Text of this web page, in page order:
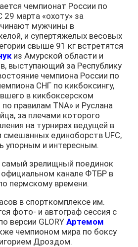
чемпионат России по
29 марта «охоту» за
мужчины в
и супертяжелых весовых
свыше 91 кг встретятся
из Амурской области и
выступающий за Республику
чемпиона России по
СНГ по кикбоксингу,
в кикбоксерском
правилам TNA» и Руслана
за плечами которого
на турнирах ведущей в
смешанных единоборств UFC,
упорным и интересным.
самый зрелищный поединок
официальном канале ФТБР в
пермскому времени.
в спорткомплексе им.
фото- и автограф сессия с
версии GLORY Артемом
чемпионом мира по боксу
Дроздом.